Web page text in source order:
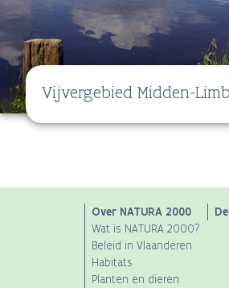
Vijvergebied Midden-
navigation
Over NATURA 2000
Wat is NATURA 2000?
Beleid in Vlaanderen
Habitats
Planten en dieren